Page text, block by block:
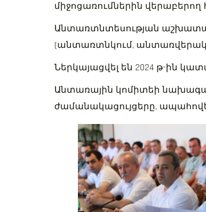
միջոցառումներին վերաբերող
Անտառտնտեսության
(անտառտնկում,
Ներկայացվել են 2024 թ-ին
Անտառային կոմիտեի
ժամանակացույցերը,